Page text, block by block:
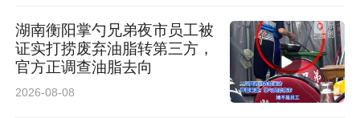
向精深加工、品牌营销、农旅融合延伸，走出一
条“小果子撬动大产业”的活化之路。
湖南衡阳掌勺兄弟夜市员工被
证实打捞废弃油脂转第三方，
官方正调查油脂去向
2026-08-08